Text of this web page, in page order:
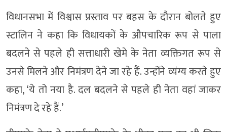
विधानसभा में विश्वास प्रस्ताव पर बहस के दौरान बोलते हुए
स्टालिन ने कहा कि विधायकों के औपचारिक रूप से पाला
बदलने से पहले ही सत्ताधारी खेमे के नेता व्यक्तिगत रूप से
उनसे मिलने और निमंत्रण देने जा रहे हैं. उन्होंने व्यंग्य करते हुए
कहा, ‘ये तो नया है. दल बदलने से पहले ही नेता वहां जाकर
निमंत्रण दे रहे हैं.’